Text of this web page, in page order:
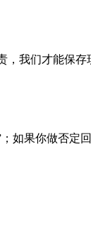
我们才能保
如果你做否定回